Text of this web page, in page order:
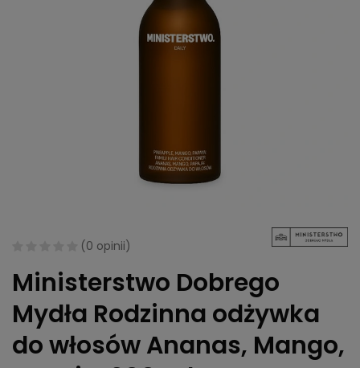
(0 opinii)
Ministerstwo Dobrego
Mydła Rodzinna odżywka
do włosów Ananas, Mango,